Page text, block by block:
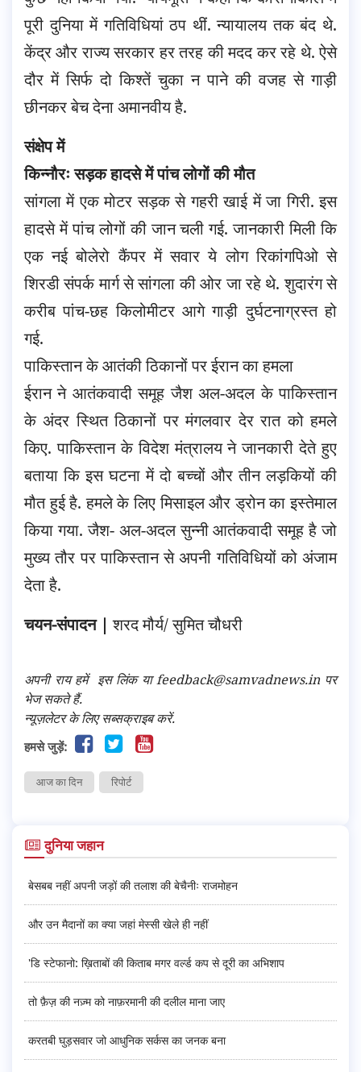
पूरी दुनिया में गतिविधियां ठप थीं. न्यायालय तक बंद थे.
केंद्र और राज्य सरकार हर तरह की मदद कर रहे थे. ऐसे
दौर में सिर्फ दो किश्तें चुका न पाने की वजह से गाड़ी
छीनकर बेच देना अमानवीय है.
संक्षेप में
किन्नौरः सड़क हादसे में पांच लोगों की मौत
सांगला में एक मोटर सड़क से गहरी खाई में जा गिरी. इस
हादसे में पांच लोगों की जान चली गई. जानकारी मिली कि
एक नई बोलेरो कैंपर में सवार ये लोग रिकांगपिओ से
शिरडी संपर्क मार्ग से सांगला की ओर जा रहे थे. शुदारंग से
करीब पांच-छह किलोमीटर आगे गाड़ी दुर्घटनाग्रस्त हो
गई.
पाकिस्तान के आतंकी ठिकानों पर ईरान का हमला
ईरान ने आतंकवादी समूह जैश अल-अदल के पाकिस्तान
के अंदर स्थित ठिकानों पर मंगलवार देर रात को हमले
किए. पाकिस्तान के विदेश मंत्रालय ने जानकारी देते हुए
बताया कि इस घटना में दो बच्चों और तीन लड़कियों की
मौत हुई है. हमले के लिए मिसाइल और ड्रोन का इस्तेमाल
किया गया. जैश- अल-अदल सुन्नी आतंकवादी समूह है जो
मुख्य तौर पर पाकिस्तान से अपनी गतिविधियों को अंजाम
देता है.
चयन-संपादन | शरद मौर्य/ सुमित चौधरी
अपनी राय हमें इस लिंक या feedback@samvadnews.in पर
भेज सकते हैं.
न्यूज़लेटर के लिए सब्सक्राइब करें.
हमसे जुड़ें:
आज का दिन रिपोर्ट
दुनिया जहान
बेसबब नहीं अपनी जड़ों की तलाश की बेचैनीः राजमोहन
और उन मैदानों का क्या जहां मेस्सी खेले ही नहीं
'डि स्टेफानो: ख़िताबों की किताब मगर वर्ल्ड कप से दूरी का अभिशाप
तो फ़ैज़ की नज़्म को नाफ़रमानी की दलील माना जाए
करतबी घुड़सवार जो आधुनिक सर्कस का जनक बना